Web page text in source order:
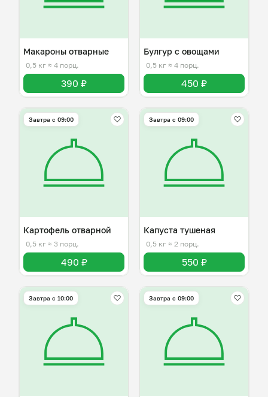
Макароны отварные
0,5 кг ≈ 4 порц.
390 ₽
Булгур с овощами
0,5 кг ≈ 4 порц.
450 ₽
Завтра c 09:00
Картофель отварной
0,5 кг ≈ 3 порц.
490 ₽
Завтра c 09:00
Капуста тушеная
0,5 кг ≈ 2 порц.
550 ₽
Завтра c 10:00 Завтра c 09:00